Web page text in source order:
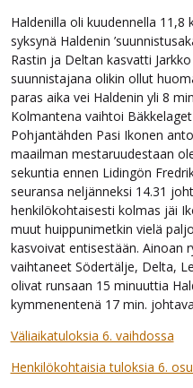
Haldenilla oli kuudennella 11,8
syksynä Haldenin
Rastin ja Deltan kasvatti
suunnistajana olikin ollut
paras aika vei Haldenin yli 8
Kolmantena vaihtoi
Pohjantähden Pasi Ikonen
maailman mestaruudestaan
sekuntia ennen Lidingön
seuransa neljänneksi 14.31
henkilökohtaisesti kolmas jäi
muut huippunimetkin vielä
kasvoivat entisestään. Ainoan
vaihtaneet Södertälje, Delta,
olivat runsaan 15 minuuttia
kymmenentenä 17 min.
Väliaikatuloksia 6. vaihdossa
Henkilökohtaisia tuloksia 6.